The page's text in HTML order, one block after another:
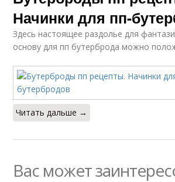
бутерброды
Начинки для пп-
Здесь настоящее раздолье для
основу для пп бутерброда можно
Читать дальше →
Вас может